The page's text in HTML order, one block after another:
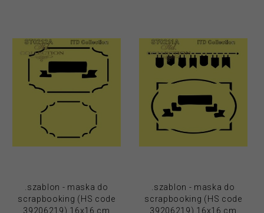
.szablon - maska do
scrapbooking (HS code
39206219) 16x16 cm
.szablon - maska do
scrapbooking (HS code
39206219) 16x16 cm